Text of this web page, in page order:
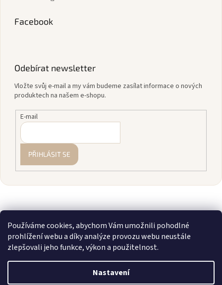
Používáme cookies, abychom Vám umožnili pohodlné
prohlížení webu a díky analýze provozu webu neustále
zlepšovali jeho funkce, výkon a použitelnost.
Nastavení
Facebook
Odebírat newsletter
Vložte svůj e-mail a my vám budeme zasílat informace o nových
produktech na našem e-shopu.
E-mail
PŘIHLÁSIT SE
Vytvořil Shoptet